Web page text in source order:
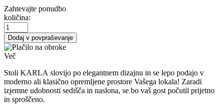
Zahtevajte ponudbo
količina:
Dodaj v povpraševanje
Več
Stoli KARLA slovijo po elegantnem dizajnu in se lepo podajo v
moderno ali klasično opremljene prostore Vašega lokala! Zaradi
izjemne udobnosti sedišča in naslona, se bo vaš gost počutil prijetno
in sproščeno.